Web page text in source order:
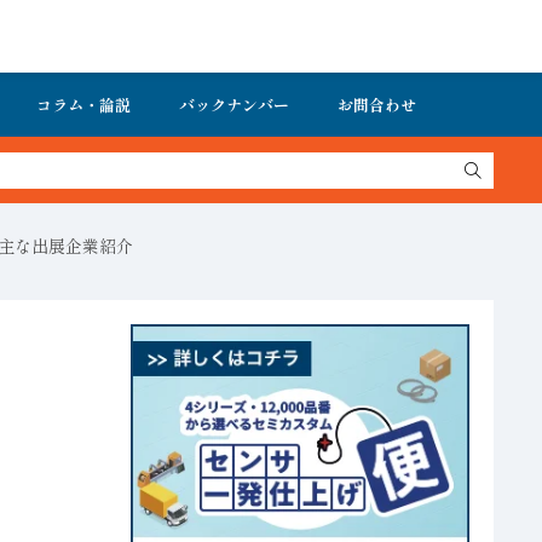
コラム・論説 バックナンバー お問合わせ
な出展企業紹介